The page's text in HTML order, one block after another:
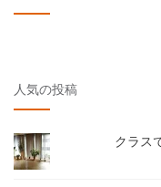
人気の投稿
クラス